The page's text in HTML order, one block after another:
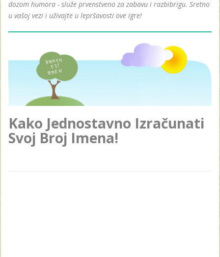
dozom humora - služe prvenstveno za zabavu i razbibrigu. Sretno
u vašoj vezi i uživajte u lepršavosti ove igre!
Kako Jednostavno Izračunati
Svoj Broj Imena!